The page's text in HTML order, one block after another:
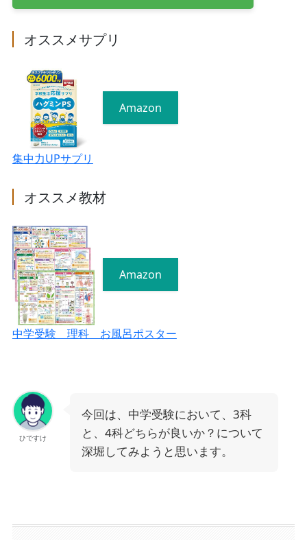
オススメサプリ
Amazon
集中力UPサプリ
オススメ教材
Amazon
中学受験 理科 お風呂ポスター
ひですけ
今回は、中学受験において、3科
と、4科どちらが良いか？について
深堀してみようと思います。